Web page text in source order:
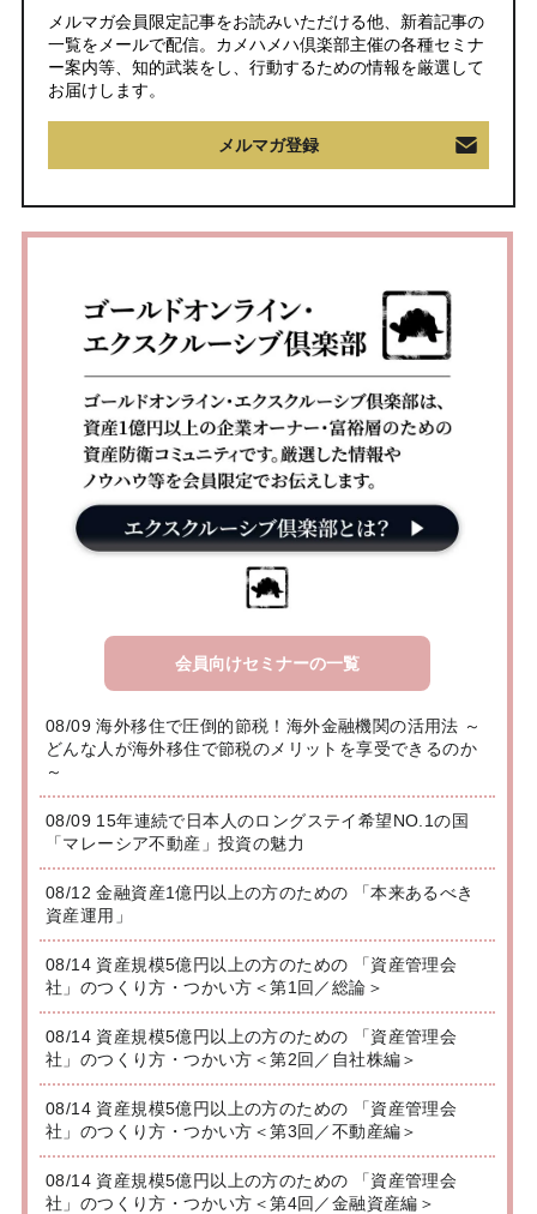
メルマガ会員限定記事をお読みいただける他、新着記事の
一覧をメールで配信。カメハメハ倶楽部主催の各種セミナ
ー案内等、知的武装をし、行動するための情報を厳選して
お届けします。
メルマガ登録
会員向けセミナーの一覧
08/09 海外移住で圧倒的節税！海外金融機関の活用法 ～
どんな人が海外移住で節税のメリットを享受できるのか
～
08/09 15年連続で日本人のロングステイ希望NO.1の国
「マレーシア不動産」投資の魅力
08/12 金融資産1億円以上の方のための 「本来あるべき
資産運用」
08/14 資産規模5億円以上の方のための 「資産管理会
社」のつくり方・つかい方＜第1回／総論＞
08/14 資産規模5億円以上の方のための 「資産管理会
社」のつくり方・つかい方＜第2回／自社株編＞
08/14 資産規模5億円以上の方のための 「資産管理会
社」のつくり方・つかい方＜第3回／不動産編＞
08/14 資産規模5億円以上の方のための 「資産管理会
社」のつくり方・つかい方＜第4回／金融資産編＞